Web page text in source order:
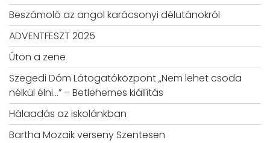
Beszámoló az angol karácsonyi délutánokról
ADVENTFESZT 2025
Úton a zene
Szegedi Dóm Látogatóközpont „Nem lehet csoda
nélkül élni…” – Betlehemes kiállítás
Hálaadás az iskolánkban
Bartha Mozaik verseny Szentesen